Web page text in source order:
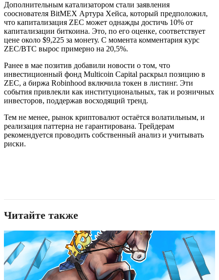
Дополнительным катализатором стали заявления
сооснователя BitMEX Артура Хейса, который предположил,
что капитализация ZEC может однажды достичь 10% от
капитализации биткоина. Это, по его оценке, соответствует
цене около $9,225 за монету. С момента комментария курс
ZEC/BTC вырос примерно на 20,5%.
Ранее в мае позитив добавили новости о том, что
инвестиционный фонд Multicoin Capital раскрыл позицию в
ZEC, а биржа Robinhood включила токен в листинг. Эти
события привлекли как институциональных, так и розничных
инвесторов, поддержав восходящий тренд.
Тем не менее, рынок криптовалют остаётся волатильным, и
реализация паттерна не гарантирована. Трейдерам
рекомендуется проводить собственный анализ и учитывать
риски.
Читайте также